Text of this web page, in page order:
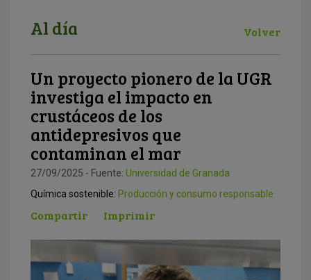
Al día Volver
Un proyecto pionero de la UGR
investiga el impacto en
crustáceos de los
antidepresivos que
contaminan el mar
27/09/2025 - Fuente: Universidad de Granada
Química sostenible: Producción y consumo responsable
Compartir Imprimir